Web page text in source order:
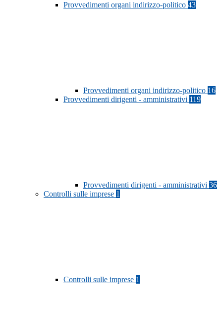
Provvedimenti organi indirizzo-politico 43
Provvedimenti organi indirizzo-politico 16
Provvedimenti dirigenti - amministrativi 119
Provvedimenti dirigenti - amministrativi 36
Controlli sulle imprese 1
Controlli sulle imprese 1